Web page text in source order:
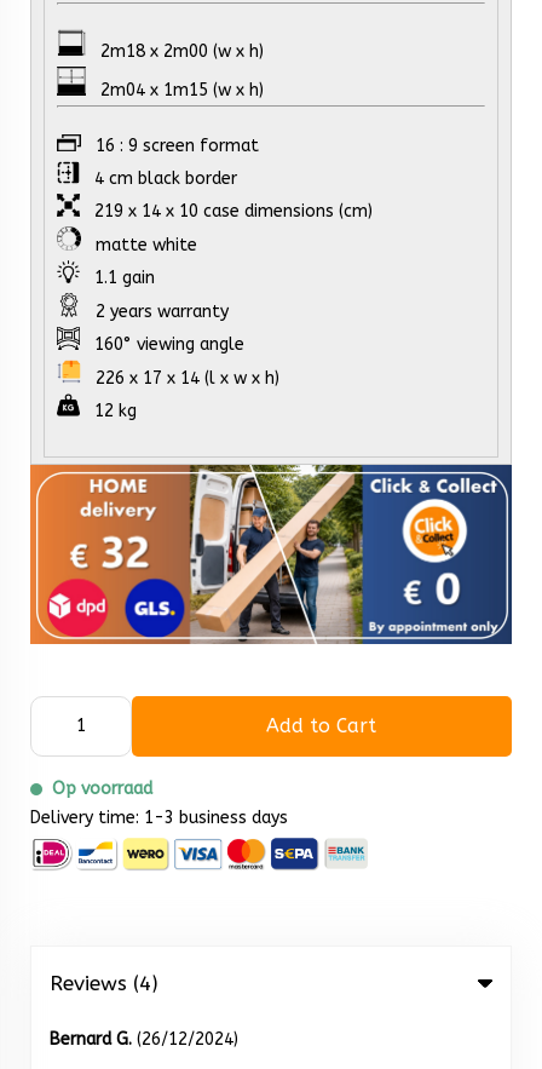
2m18 x 2m00 (w x h)
2m04 x 1m15 (w x h)
16 : 9 screen format
4 cm black border
219 x 14 x 10 case dimensions (cm)
matte white
1.1 gain
2 years warranty
160° viewing angle
226 x 17 x 14 (l x w x h)
12 kg
Add to Cart
Op voorraad
Delivery time: 1-3 business days
Reviews (4)
Bernard G. (26/12/2024)